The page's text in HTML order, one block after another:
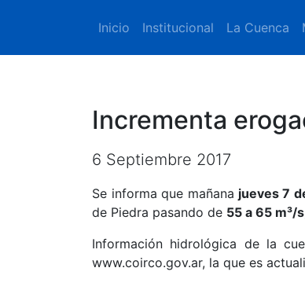
Inicio Institucional La Cuenca
Incrementa
6 Septiembre 2017
Se informa que mañana jueves 7
de Piedra pasando de 55 a 65 m³/s
Información hidrológica de la
www.coirco.gov.ar, la que es